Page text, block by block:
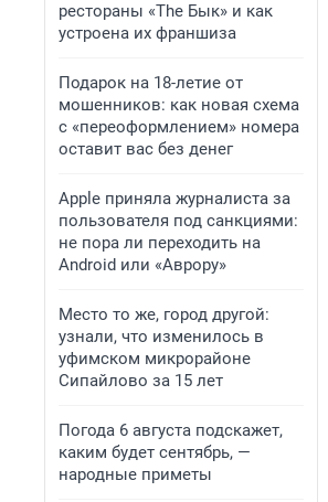
рестораны «The Бык» и как
устроена их франшиза
Подарок на 18-летие от
мошенников: как новая схема
с «переоформлением» номера
оставит вас без денег
Apple приняла журналиста за
пользователя под санкциями:
не пора ли переходить на
Android или «Аврору»
Место то же, город другой:
узнали, что изменилось в
уфимском микрорайоне
Сипайлово за 15 лет
Погода 6 августа подскажет,
каким будет сентябрь, —
народные приметы